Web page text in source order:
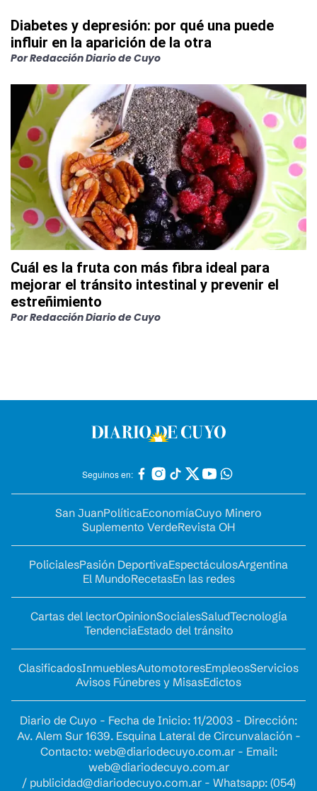
Diabetes y depresión: por qué una puede
influir en la aparición de la otra
PorRedacción Diario de Cuyo
Cuál es la fruta con más fibra ideal para
mejorar el tránsito intestinal y prevenir el
estreñimiento
PorRedacción Diario de Cuyo
Seguinos en:
San JuanPolíticaEconomíaCuyo Minero
Suplemento VerdeRevista OH
PolicialesPasión DeportivaEspectáculosArgentina
El MundoRecetasEn las redes
Cartas del lectorOpinionSocialesSaludTecnología
TendenciaEstado del tránsito
ClasificadosInmueblesAutomotoresEmpleosServicios
Avisos Fúnebres y MisasEdictos
Diario de Cuyo - Fecha de Inicio: 11/2003 - Dirección:
Av. Alem Sur 1639. Esquina Lateral de Circunvalación -
Contacto: web@diariodecuyo.com.ar- Email:
web@diariodecuyo.com.ar
/ publicidad@diariodecuyo.com.ar- Whatsapp: (054)